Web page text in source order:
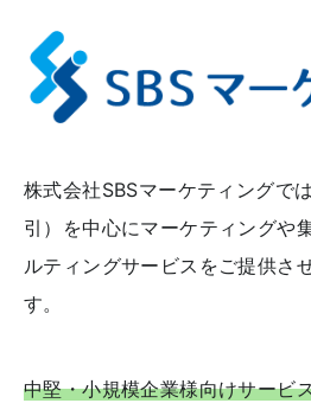
株式会社SBSマーケティングで
引）を中心にマーケティングや
ルティングサービスをご提供さ
す。
中堅・小規模企業様向けサービ